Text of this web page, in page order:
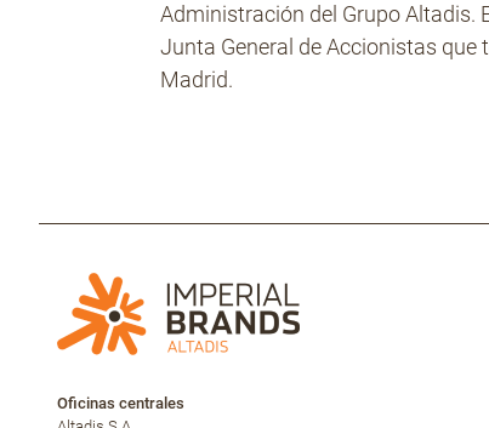
Administración del Grupo Altadis.
Junta General de Accionistas que
Madrid.
Oficinas centrales